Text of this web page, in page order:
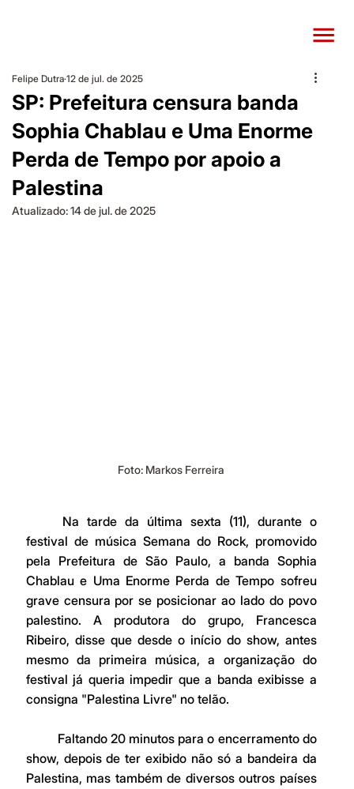
SP: Prefeitura censura banda
Sophia Chablau e Uma Enorme
Perda de Tempo por apoio a
Palestina
Felipe Dutra 12 de jul. de 2025
Atualizado:14 de jul. de 2025
Foto: Markos Ferreira
festival de música Semana do Rock, promovido
pela Prefeitura de São Paulo, a banda Sophia
Chablau e Uma Enorme Perda de Tempo sofreu
grave censura por se posicionar ao lado do povo
palestino. A produtora do grupo, Francesca
Ribeiro, disse que desde o início do show, antes
mesmo da primeira música, a organização do
festival já queria impedir que a banda exibisse a
consigna "Palestina Livre" no telão.
show, depois de ter exibido não só a bandeira da
Palestina, mas também de diversos outros países